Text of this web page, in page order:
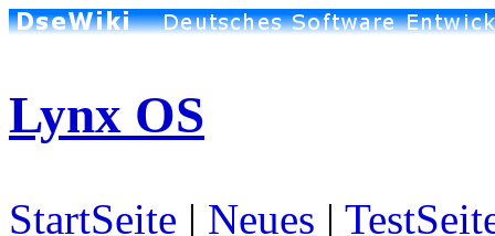
Lynx OS
StartSeite | Neues |